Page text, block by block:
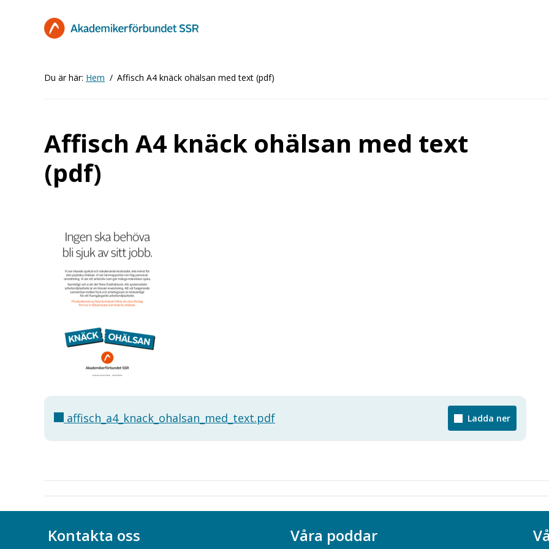
Du är här: Hem Affisch A4 knäck ohälsan med text (pdf)
Affisch A4 knäck ohälsan med text
(pdf)
affisch_a4_knack_ohalsan_med_text.pdf Ladda ner
Kontakta oss Våra poddar